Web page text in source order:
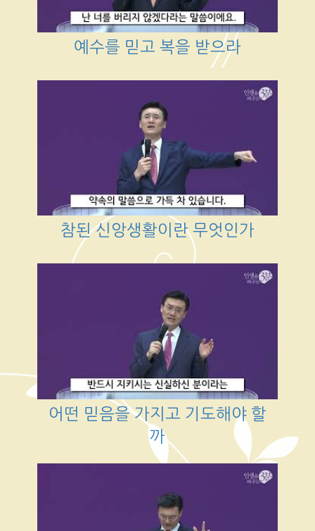
예수를 믿고 복을 받으라
참된 신앙생활이란 무엇인가
어떤 믿음을 가지고 기도해야 할
까